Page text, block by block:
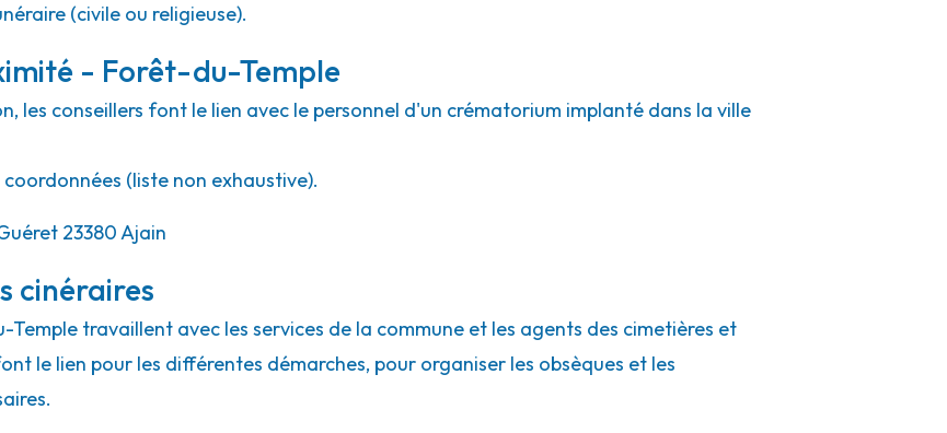
(civile ou religieuse).
- Forêt-du-Temple
les conseillers font le lien avec le personnel d'un crématorium implanté dans la ville
(liste non exhaustive).
23380 Ajain
cinéraires
travaillent avec les services de la commune et les agents des cimetières et
le lien pour les différentes démarches, pour organiser les obsèques et les